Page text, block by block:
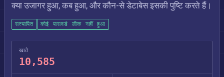
क्या उजागर हुआ, कब हुआ, और कौन-से डेटाबेस इसकी पुष्टि करते हैं।
सत्यापित कोई पासवर्ड लीक नहीं हुआ
खाते
10,585